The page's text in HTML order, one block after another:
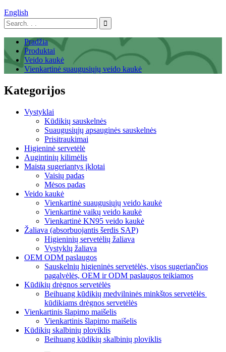
English
Pradžia
Produktai
Veido kaukė
Vienkartinė suaugusiųjų veido kaukė
Kategorijos
Vystyklai
Kūdikių sauskelnės
Suaugusiųjų apsauginės sauskelnės
Prisitraukimai
Higieninė servetėlė
Augintinių kilimėlis
Maistą sugeriantys įklotai
Vaisių padas
Mėsos padas
Veido kaukė
Vienkartinė suaugusiųjų veido kaukė
Vienkartinė vaikų veido kaukė
Vienkartinė KN95 veido kaukė
Žaliava (absorbuojantis šerdis SAP)
Higieninių servetėlių žaliava
Vystyklų žaliava
OEM ODM paslaugos
Sauskelnių higieninės servetėlės, visos sugeriančios
pagalvėlės, OEM ir ODM paslaugos teikiamos
Kūdikių drėgnos servetėlės
Beihuang kūdikių medvilninės minkštos servetėlės ​​
kūdikiams drėgnos servetėlės
Vienkartinis šlapimo maišelis
Vienkartinis šlapimo maišelis
Kūdikių skalbinių ploviklis
Beihuang kūdikių skalbinių ploviklis